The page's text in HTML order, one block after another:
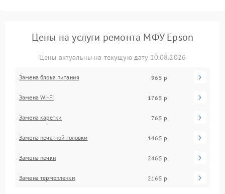
Цены на услуги ремонта МФУ Epson
Цены актуальны на текущую дату 10.08.2026
Замена блока питания 965 р
Замена Wi-Fi 1765 р
Замена каретки 765 р
Замена печатной головки 1465 р
Замена печки 2465 р
Замена термопленки 2165 р